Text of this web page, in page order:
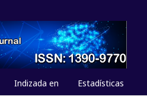
Indizada en Estadísticas